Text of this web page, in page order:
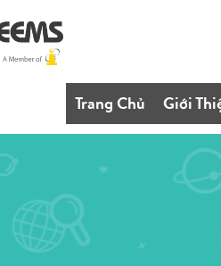
Trang Chủ Giới